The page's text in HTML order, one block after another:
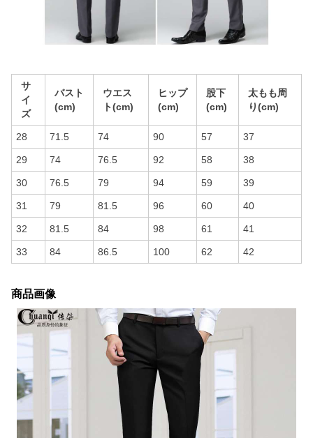
サ
イ
ズ
バスト
(cm)
ウエス
ト(cm)
ヒップ
(cm)
股下
(cm)
太もも周
り(cm)
28 71.5 74 90 57 37
29 74 76.5 92 58 38
30 76.5 79 94 59 39
31 79 81.5 96 60 40
32 81.5 84 98 61 41
33 84 86.5 100 62 42
商品画像